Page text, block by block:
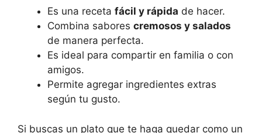
Es una receta fácil y rápida de hacer.
Combina sabores cremosos y salados
de manera perfecta.
Es ideal para compartir en familia o con
amigos.
Permite agregar ingredientes extras
según tu gusto.
Si buscas un plato que te haga quedar como un